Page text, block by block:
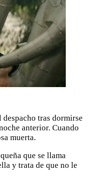
tras dormirse
anterior. Cuando
muerta.
que se llama
y trata de que no le